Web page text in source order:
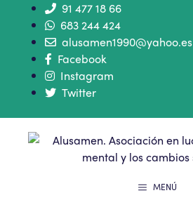
91 477 18 66
683 244 424
alusamen1990@yahoo.es
Facebook
Instagram
Twitter
MENÚ